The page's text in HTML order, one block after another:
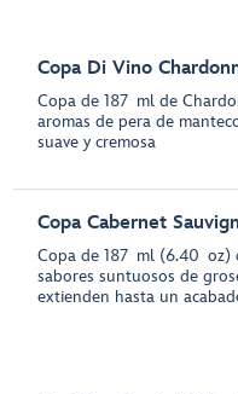
Copa Di Vino
Copa de 187 ml de
aromas de pera de
suave y cremosa
Copa Cabernet
Copa de 187 ml (6.40 oz)
sabores suntuosos de
extienden hasta un